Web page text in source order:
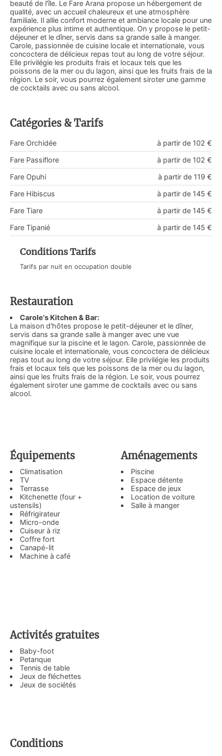
beauté de l'île. Le Fare Arana propose un hébergement de
qualité, avec un accueil chaleureux et une atmosphère
familiale. Il allie confort moderne et ambiance locale pour une
expérience plus intime et authentique. On y propose le petit-
déjeuner et le dîner, servis dans sa grande salle à manger.
Carole, passionnée de cuisine locale et internationale, vous
concoctera de délicieux repas tout au long de votre séjour.
Elle privilégie les produits frais et locaux tels que les
poissons de la mer ou du lagon, ainsi que les fruits frais de la
région. Le soir, vous pourrez également siroter une gamme
de cocktails avec ou sans alcool.
Catégories & Tarifs
à partir de 102 €
Fare Orchidée
à partir de 102 €
Fare Passiflore
à partir de 119 €
Fare Opuhi
à partir de 145 €
Fare Hibiscus
à partir de 145 €
Fare Tiare
à partir de 145 €
Fare Tipanié
Conditions Tarifs
Tarifs par nuit en occupation double
Restauration
Carole's Kitchen & Bar:
La maison d'hôtes propose le petit-déjeuner et le dîner,
servis dans sa grande salle à manger avec une vue
magnifique sur la piscine et le lagon. Carole, passionnée de
cuisine locale et internationale, vous concoctera de délicieux
repas tout au long de votre séjour. Elle privilégie les produits
frais et locaux tels que les poissons de la mer ou du lagon,
ainsi que les fruits frais de la région. Le soir, vous pourrez
également siroter une gamme de cocktails avec ou sans
alcool.
Équipements
Climatisation
TV
Terrasse
Kitchenette (four +
ustensils)
Réfrigirateur
Micro-onde
Cuiseur à riz
Coffre fort
Canapé-lit
Machine à café
Aménagements
Piscine
Espace détente
Espace de jeux
Location de voiture
Salle à manger
Activités gratuites
Baby-foot
Petanque
Tennis de table
Jeux de fléchettes
Jeux de sociétés
Conditions